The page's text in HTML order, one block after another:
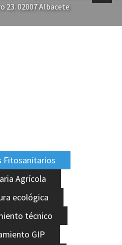
23. 02007 Albacete
Fitosanitarios
Agrícola
ecológica
técnico
GIP